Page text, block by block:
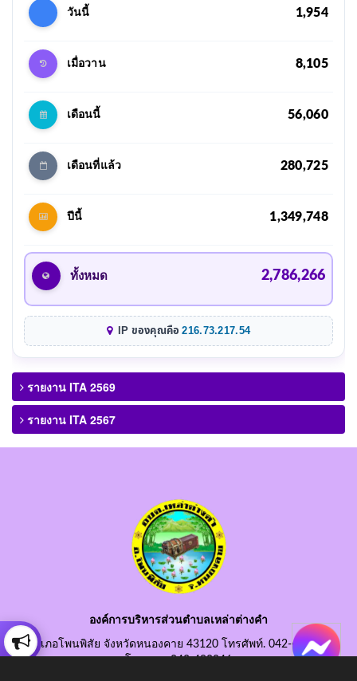
วันนี้ 1,954
เมื่อวาน 8,105
เดือนนี้ 56,060
เดือนที่แล้ว 280,725
ปีนี้ 1,349,748
ทั้งหมด 2,786,266
IP ของคุณคือ216.73.217.54
รายงาน ITA 2569
รายงาน ITA 2567
องค์การบริหารส่วนตำบลเหล่าต่างคำ
อำเภอโพนพิสัย จังหวัดหนองคาย 43120 โทรศัพท์. 042-490845
โทรสาร. 042-490846